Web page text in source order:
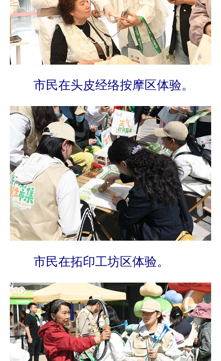
市民在头皮经络按摩区体验。
市民在拓印工坊区体验。